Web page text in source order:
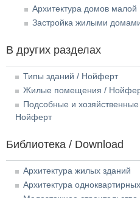
Архитектура домов малой
Застройка жилыми
В других разделах
Типы зданий / Нойферт
Жилые помещения /
Подсобные и
Нойферт
Библиотека / Download
Архитектура жилых зданий
Архитектура